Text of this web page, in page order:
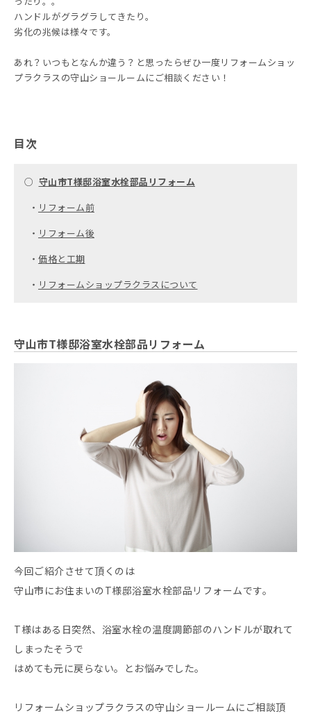
ハンドルがグラグラしてきたり。
劣化の兆候は様々です。
あれ？いつもとなんか違う？と思ったらぜひ一度リフォームショッ
プラクラスの守山ショールームにご相談ください！
目次
○ 守山市T様邸浴室水栓部品リフォーム
・ リフォーム前
・ リフォーム後
・ 価格と工期
・ リフォームショップラクラスについて
守山市T様邸浴室水栓部品リフォーム
今回ご紹介させて頂くのは
守山市にお住まいのT様邸浴室水栓部品リフォームです。
T様はある日突然、浴室水栓の温度調節部のハンドルが取れて
しまったそうで
はめても元に戻らない。とお悩みでした。
リフォームショップラクラスの守山ショールームにご相談頂